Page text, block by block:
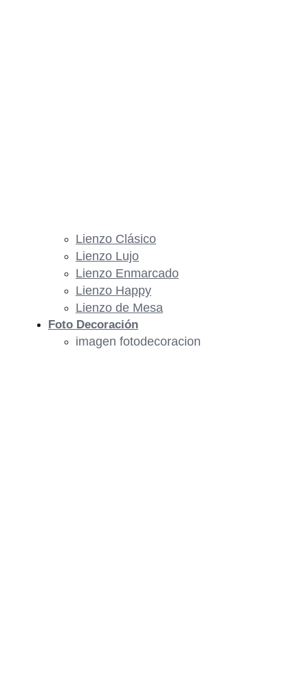
Lienzo Clásico
Lienzo Lujo
Lienzo Enmarcado
Lienzo Happy
Lienzo de Mesa
Foto Decoración
imagen fotodecoracion